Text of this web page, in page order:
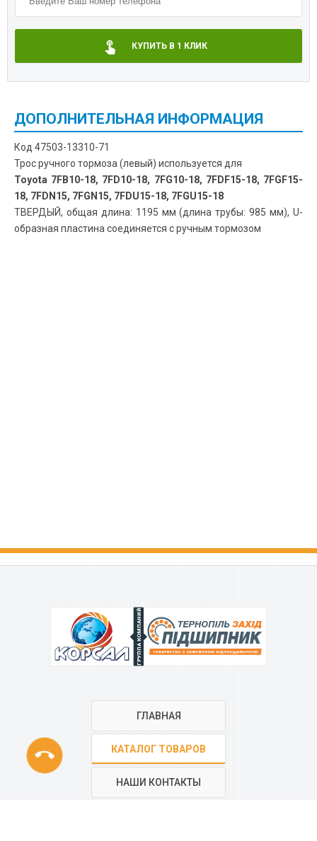
phone
КУПИТЬ В 1 КЛИК
ДОПОЛНИТЕЛЬНАЯ ИНФОРМАЦИЯ
Код 47503-13310-71
Трос ручного тормоза (левый) используется для
Toyota 7FB10-18, 7FD10-18, 7FG10-18, 7FDF15-18, 7FGF15-
18, 7FDN15, 7FGN15, 7FDU15-18, 7FGU15-18
ТВЕРДЫЙ, общая длина: 1195 мм (длина трубы: 985 мм), U-
образная пластина соединяется с ручным тормозом
ГРУППА КОМПАНИЙ
ГЛАВНАЯ
КАТАЛОГ ТОВАРОВ
НАШИ КОНТАКТЫ